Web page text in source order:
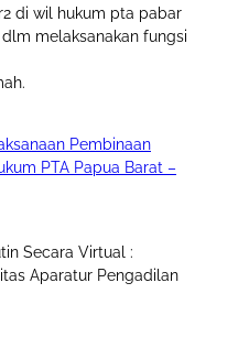
di wil hukum pta pabar
melaksanakan fungsi
Pembinaan
PTA Papua Barat –
Secara Virtual :
Aparatur Pengadilan